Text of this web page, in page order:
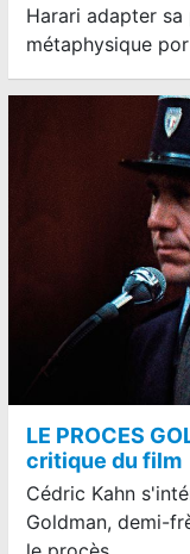
Harari adapter
métaphysique
LE PROCES
critique du film
Cédric Kahn
Goldman, demi-